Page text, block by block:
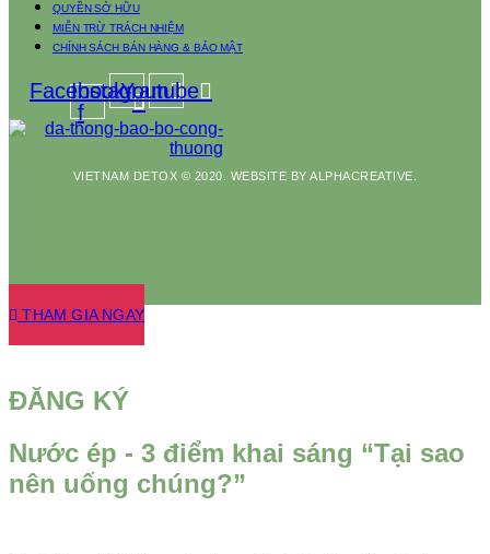
QUYỀN SỞ HỮU
MIỄN TRỪ TRÁCH NHIỆM
CHÍNH SÁCH BÁN HÀNG & BẢO MẬT
Facebook-
f
Instagram
Youtube
VIETNAM DETOX © 2020. WEBSITE BY ALPHACREATIVE.
THAM GIA NGAY
ĐĂNG KÝ
Nước ép - 3 điểm khai sáng “Tại sao
nên uống chúng?”